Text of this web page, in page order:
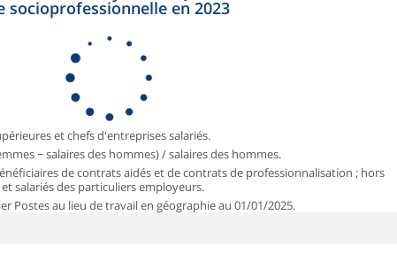
socioprofessionnelle en 2023
et chefs d'entreprises salariés.
− salaires des hommes) / salaires des hommes.
de contrats aidés et de contrats de professionnalisation ; hors
salariés des particuliers employeurs.
Postes au lieu de travail en géographie au 01/01/2025.